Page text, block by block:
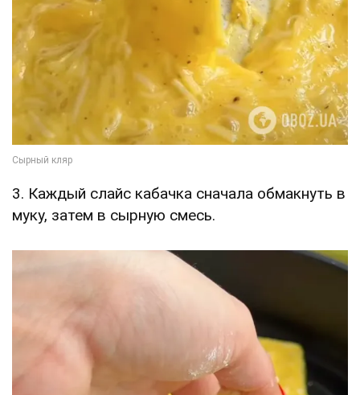
3. Каждый слайс кабачка сначала обмакнуть в
муку, затем в сырную смесь.